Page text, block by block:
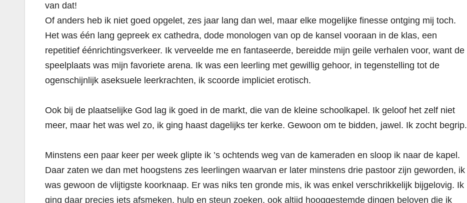
van dat!
Of anders heb ik niet goed opgelet, zes jaar lang dan wel, maar elke mogelijke finesse ontging mij toch.
Het was één lang gepreek ex cathedra, dode monologen van op de kansel vooraan in de klas, een
repetitief éénrichtingsverkeer. Ik verveelde me en fantaseerde, bereidde mijn geile verhalen voor, want de
speelplaats was mijn favoriete arena. Ik was een leerling met gewillig gehoor, in tegenstelling tot de
ogenschijnlijk aseksuele leerkrachten, ik scoorde impliciet erotisch.
Ook bij de plaatselijke God lag ik goed in de markt, die van de kleine schoolkapel. Ik geloof het zelf niet
meer, maar het was wel zo, ik ging haast dagelijks ter kerke. Gewoon om te bidden, jawel. Ik zocht begrip.
Minstens een paar keer per week glipte ik ’s ochtends weg van de kameraden en sloop ik naar de kapel.
Daar zaten we dan met hoogstens zes leerlingen waarvan er later minstens drie pastoor zijn geworden, ik
was gewoon de vlijtigste koorknaap. Er was niks ten gronde mis, ik was enkel verschrikkelijk bijgelovig. Ik
ging daar precies iets afsmeken, hulp en steun zoeken, ook altijd hooggestemde dingen beloven die ik